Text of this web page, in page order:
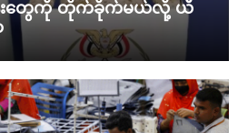
းတွေကို တိုက်ခိုက်မယ်လို့ ယီ